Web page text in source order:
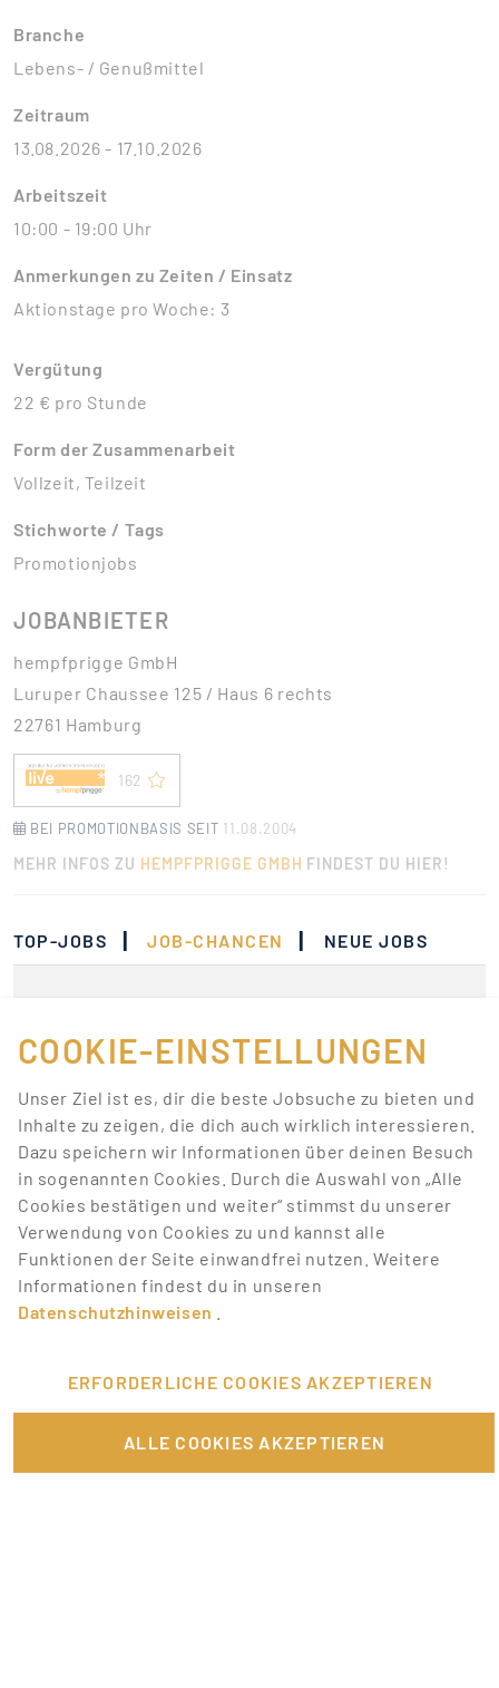
Branche
Lebens- / Genußmittel
Zeitraum
13.08.2026 - 17.10.2026
Arbeitszeit
10:00 - 19:00 Uhr
Anmerkungen zu Zeiten / Einsatz
Aktionstage pro Woche: 3
Vergütung
22 € pro Stunde
Form der Zusammenarbeit
Vollzeit, Teilzeit
Stichworte / Tags
Promotionjobs
JOBANBIETER
hempfprigge GmbH
Luruper Chaussee 125 / Haus 6 rechts
22761 Hamburg
162
BEI PROMOTIONBASIS SEIT 11.08.2004
MEHR INFOS ZU HEMPFPRIGGE GMBH FINDEST DU HIER!
TOP-JOBS | JOB-CHANCEN | NEUE JOBS
Jobs, die deinen
Suchkriterien
entsprechen.
Lass dich über neue Job-Chancen zu deiner Suche
mit Job-Alerts automatisch informieren!
JOB-ALERT ERSTELLEN
COOKIE-EINSTELLUNGEN
Unser Ziel ist es, dir die beste Jobsuche zu bieten und
Inhalte zu zeigen, die dich auch wirklich interessieren.
Dazu speichern wir Informationen über deinen Besuch
in sogenannten Cookies. Durch die Auswahl von „Alle
Cookies bestätigen und weiter“ stimmst du unserer
Verwendung von Cookies zu und kannst alle
Funktionen der Seite einwandfrei nutzen. Weitere
Informationen findest du in unseren
Datenschutzhinweisen
ERFORDERLICHE COOKIES AKZEPTIEREN
ALLE COOKIES AKZEPTIEREN